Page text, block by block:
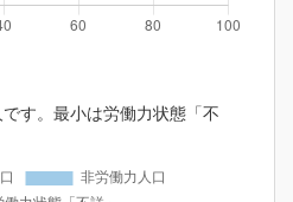
す。最小は労働力状態「不